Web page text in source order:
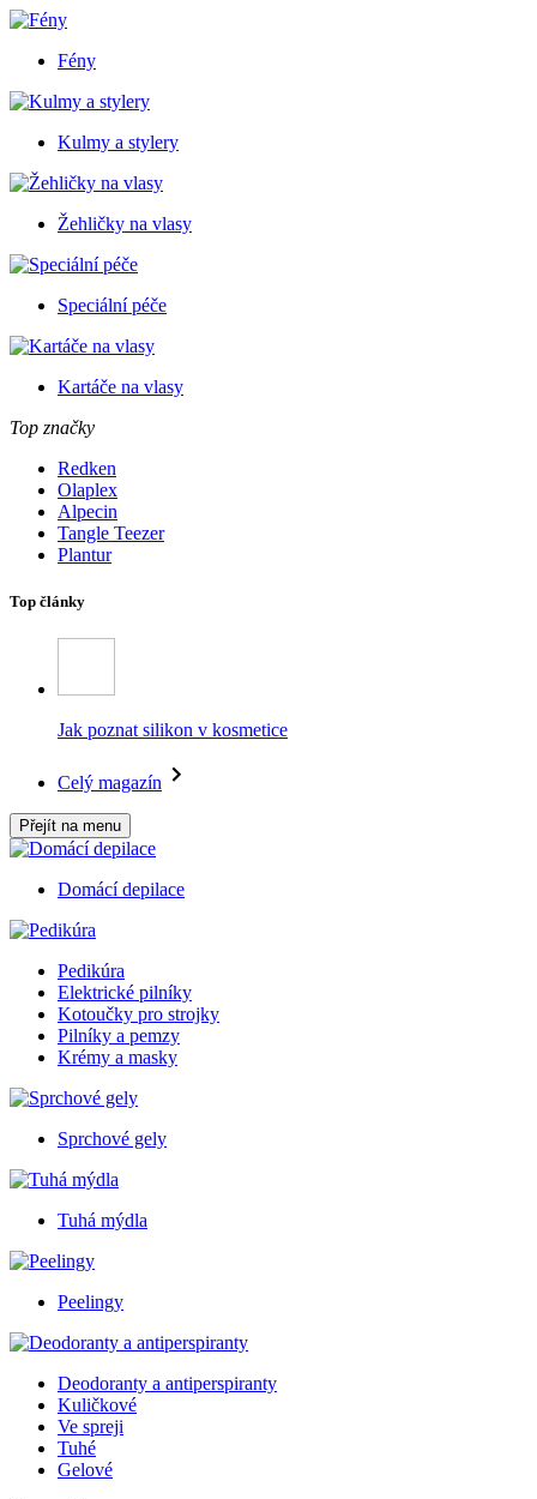
Fény
Kulmy a stylery
Žehličky na vlasy
Speciální péče
Kartáče na vlasy
Top značky
Redken
Olaplex
Alpecin
Tangle Teezer
Plantur
Top články
Jak poznat silikon v kosmetice
Celý magazín
Přejít na menu
Domácí depilace
Pedikúra
Elektrické pilníky
Kotoučky pro strojky
Pilníky a pemzy
Krémy a masky
Sprchové gely
Tuhá mýdla
Peelingy
Deodoranty a antiperspiranty
Kuličkové
Ve spreji
Tuhé
Gelové